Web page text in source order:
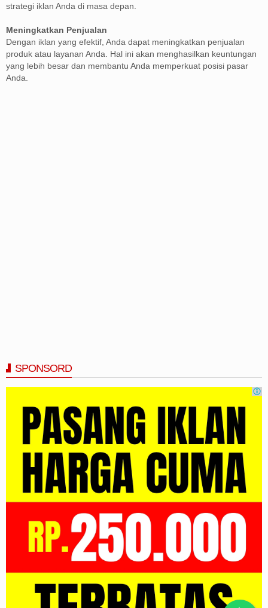
strategi iklan Anda di masa depan.
Meningkatkan Penjualan
Dengan iklan yang efektif, Anda dapat meningkatkan penjualan
produk atau layanan Anda. Hal ini akan menghasilkan keuntungan
yang lebih besar dan membantu Anda memperkuat posisi pasar
Anda.
SPONSORD